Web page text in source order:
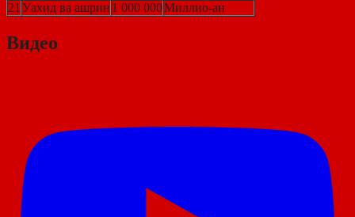
21 Уахид ва ашрин 1 000 000Миллио-ан
Видео